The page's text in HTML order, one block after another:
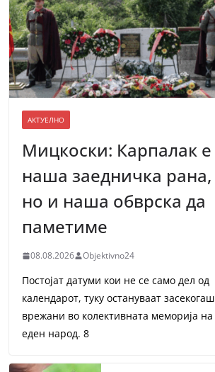
АКТУЕЛНО
Мицкоски: Карпалак е
наша заедничка рана,
но и наша обврска да
паметиме
08.08.2026 Objektivno24
Постојат датуми кои не се само дел од
календарот, туку остануваат засекогаш
врежани во колективната меморија на
еден народ. 8